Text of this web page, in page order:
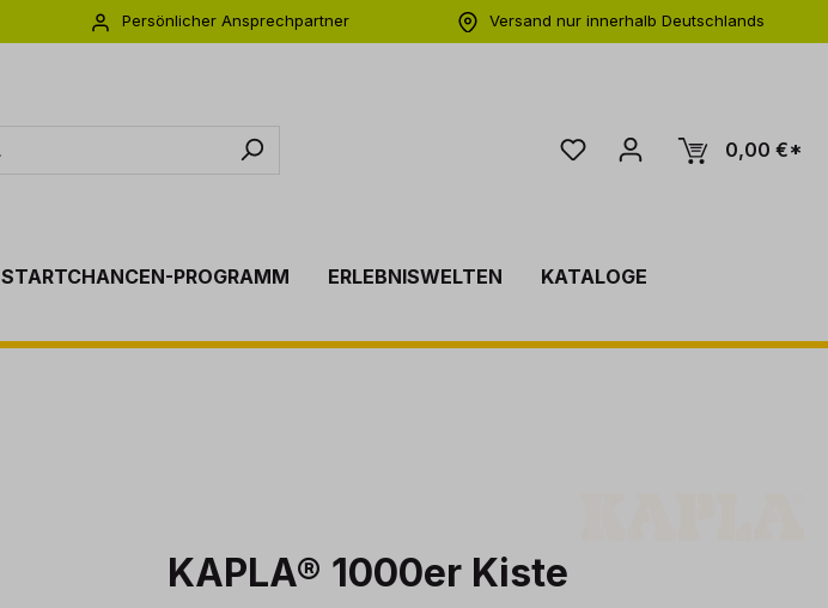
Persönlicher Ansprechpartner
Versand nur innerhalb Deutschlands
0,00 €*
STARTCHANCEN-PROGRAMM ERLEBNISWELTEN
KATALOGE
KAPLA® 1000er Kiste